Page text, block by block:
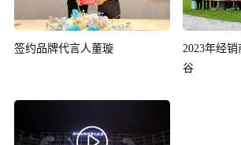
签约品牌代言人董璇
2023年经
谷